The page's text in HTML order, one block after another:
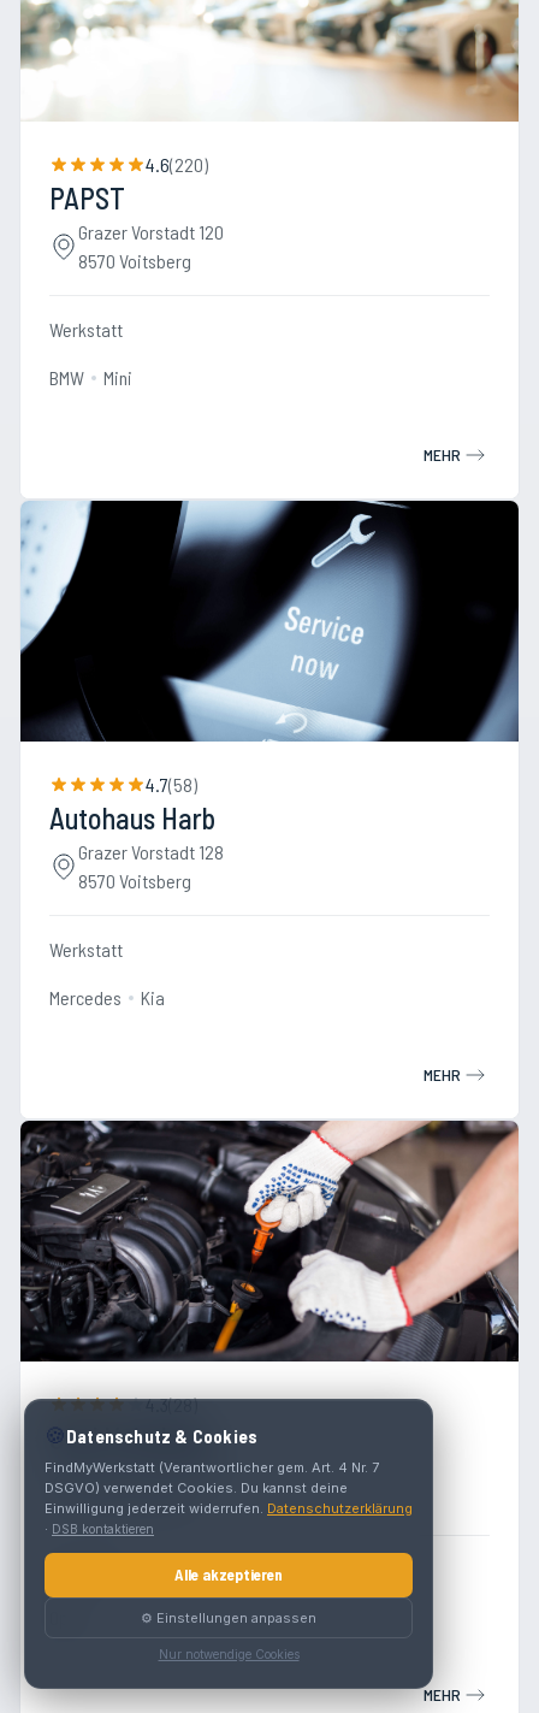
4.6(220)
PAPST
Grazer Vorstadt 120
8570 Voitsberg
Werkstatt
BMW Mini
MEHR
4.7(58)
Autohaus Harb
Grazer Vorstadt 128
8570 Voitsberg
Werkstatt
Mercedes Kia
MEHR
4.3(28)
Opel Voitsberg
Grazer Vorstadt 130
8570 Voitsberg
MEHR
🍪 Datenschutz & Cookies
FindMyWerkstatt (Verantwortlicher gem. Art. 4 Nr. 7
DSGVO) verwendet Cookies. Du kannst deine
Einwilligung jederzeit widerrufen. Datenschutzerklärung
· DSB kontaktieren
Alle akzeptieren
⚙️ Einstellungen anpassen
Nur notwendige Cookies